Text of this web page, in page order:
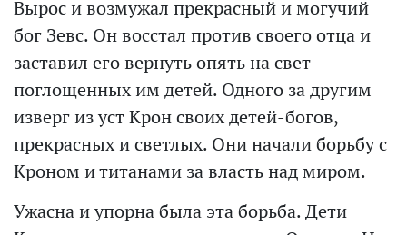
Вырос и возмужал прекрасный и могучий
бог Зевс. Он восстал против своего отца и
заставил его вернуть опять на свет
поглощенных им детей. Одного за другим
изверг из уст Крон своих детей-богов,
прекрасных и светлых. Они начали борьбу с
Кроном и титанами за власть над миром.
Ужасна и упорна была эта борьба. Дети